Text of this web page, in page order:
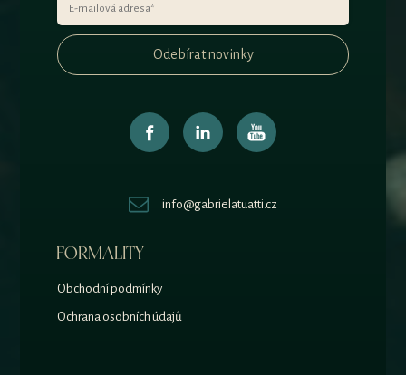
Odebírat novinky
info@gabrielatuatti.cz
FORMALITY
Obchodní podmínky
Ochrana osobních údajů